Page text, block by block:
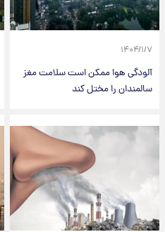
۱۴۰۴/۱/۷
آلودگی هوا ممکن است سلامت مغز
سالمندان را مختل کند